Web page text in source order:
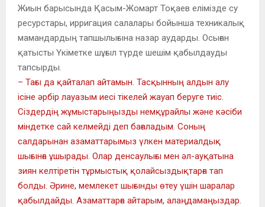
Жиын барысында Қасым-Жомарт Тоқаев елімізде су
ресурстары, ирригация салалары бойынша техникалық
мамандардың тапшылығына назар аударды. Осыған
қатысты Үкіметке шұғыл түрде шешім қабылдауды
тапсырды.
– Тағы да қайталап айтамын. Тасқынның алдын алу
ісіне әрбір лауазым иесі тікелей жауап беруге тиіс.
Сіздердің жұмыстарыңызды немқұрайлы және кәсіби
міндетке сай келмейді деп бағаладым. Соның
салдарынан азаматтарымыз үлкен материалдық
шығынға ұшырады. Олар денсаулығы мен әл-ауқатына
зиян келтіретін тұрмыстық қолайсыздықтарға тап
болды. Әрине, мемлекет шығынды өтеу үшін шаралар
қабылдайды. Азаматтарға айтарым, алаңдамаңыздар.